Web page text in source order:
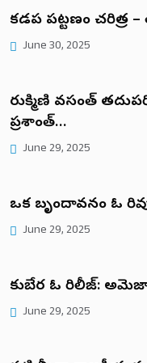
కడప పట్టణం చరిత్ర
June 30, 2025
రుక్మిణి వసంత్
ప్రశాంత్…
June 29, 2025
ఒక బృందావనం ఓటీటీ
June 29, 2025
కుబేర ఓటీటీ రిలీజ్:
June 29, 2025